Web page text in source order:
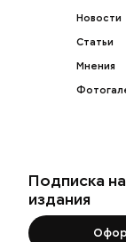
Новости
Статьи
Мнения
Подписка
издания